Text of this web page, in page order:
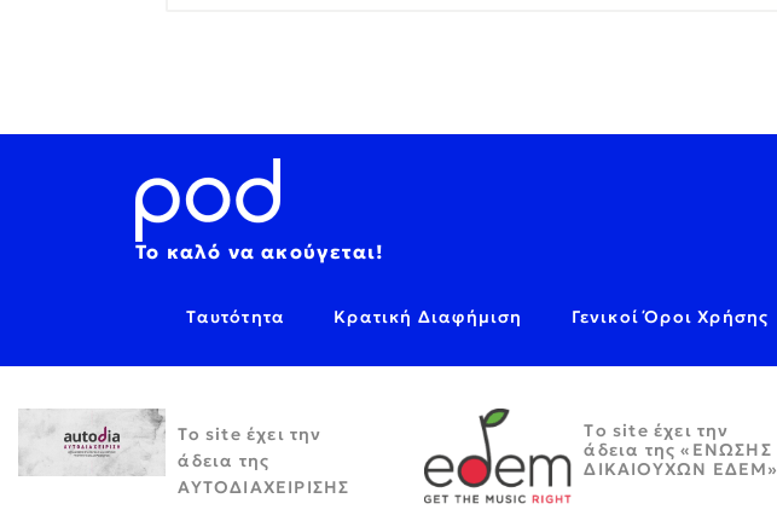
Το καλό να ακούγεται!
Ταυτότητα Κρατική Διαφήμιση Γενικοί Όροι Χρήσης
Το site έχει την
άδεια της
ΑΥΤΟΔΙΑΧΕΙΡΙΣΗΣ
Tο site έχει την
άδεια της «ΕΝΩΣΗΣ
ΔΙΚΑΙΟΥΧΩΝ ΕΔΕΜ»